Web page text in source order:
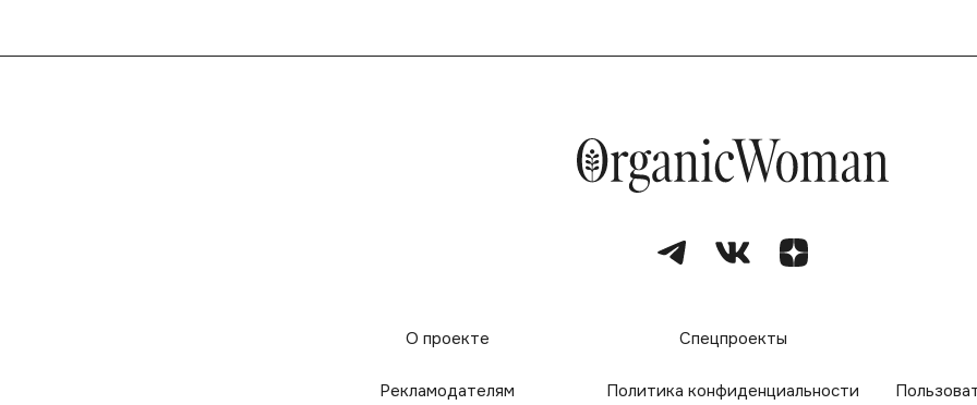
О проекте Спецпроекты
Рекламодателям Политика конфиденциальности